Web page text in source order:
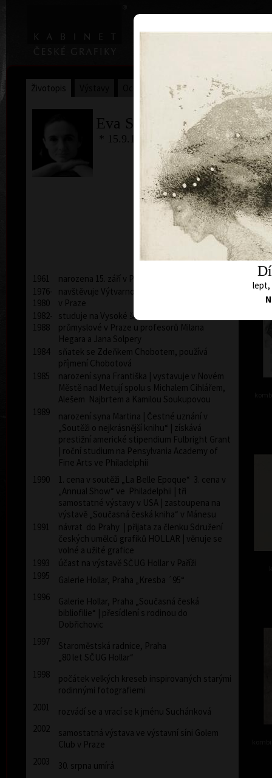
Životopis Sbírky
Eva Suchánková
* 15.9.1961 - † 30.8. 2003
1961
narozena 15. září v Praze
1976-
1980
navštěvuje Výtvarnou školu Václava Hollara
v Praze
1982-
1988
studuje na Vysoké škole umělecko-
průmyslové v Praze u profesorů Milana
Hegara a Jana Solpery
1984
sňatek se Zdeňkem Chobotem, používá
příjmení Chobotová
1985
narození syna Františka | vystavuje v Novém
Městě nad Metují spolu s Michalem Cihlářem,
Alešem Najbrtem a Kamilou Soukupovou
1989
narození syna Martina | Čestné uznání v
„Soutěži o nejkrásnější knihu“ | získává
prestižní americké stipendium Fulbright Grant
| roční studium na Pensylvania Academy of
Fine Arts ve Philadelphii
1990
1. cena v soutěži „La Belle Epoque“ 3. cena v
„Annual Show“ ve Philadelphii | tři
samostatné výstavy v USA | zastoupena na
výstavě „Současná česká kniha“ v Mánesu
1991
návrat do Prahy | přijata za členku Sdružení
českých umělců grafiků HOLLAR | věnuje se
volné a užité grafice
1993
účast na výstavě SČUG Hollar v Paříži
1995
Galerie Hollar, Praha „Kresba ´95“
1996
Galerie Hollar, Praha „Současná česká
bibliofilie“ | přesídlení s rodinou do
Dobřichovic
1997
Staroměstská radnice, Praha
„80 let SČUG Hollar“
1998
počátek velkých kreseb inspirovaných starými
rodinnými fotografiemi
2001
rozvádí se a vrací se k jménu Suchánková
2002
samostatná výstava ve výstavní síni Golem
Club v Praze
2003
30. srpna umírá
lept,